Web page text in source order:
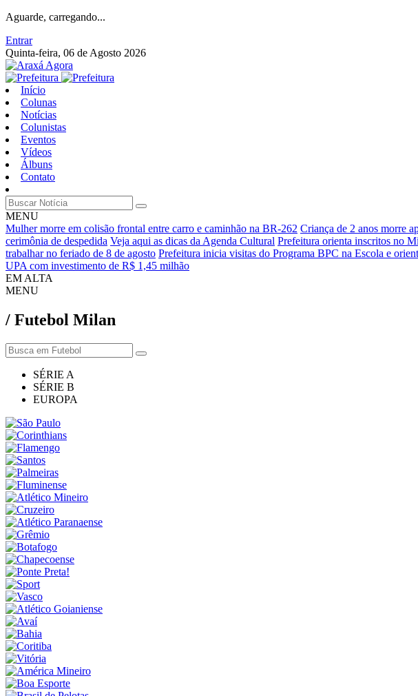
Aguarde, carregando...
Entrar
Quinta-feira, 06 de Agosto 2026
Início
Colunas
Notícias
Colunistas
Eventos
Vídeos
Álbuns
Contato
MENU
Mulher morre em colisão frontal entre carro e caminhão na BR-262 Criança de 2 anos morre
cerimônia de despedida Veja aqui as dicas da Agenda Cultural Prefeitura orienta inscritos no
trabalhar no feriado de 8 de agosto Prefeitura inicia visitas do Programa BPC na Escola e
UPA com investimento de R$ 1,45 milhão
EM ALTA
MENU
/ Futebol Milan
SÉRIE A
SÉRIE B
EUROPA